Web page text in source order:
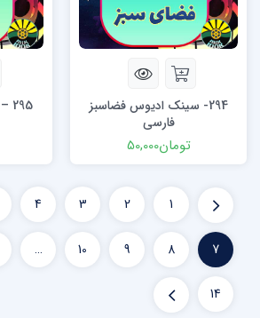
294- سینک ادیوس فضاسبز
فارسی
تومان50,000
295 – سینک ادیوس مسیر
1
2
3
4
7
8
9
10
…
14